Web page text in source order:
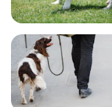
トレーニング